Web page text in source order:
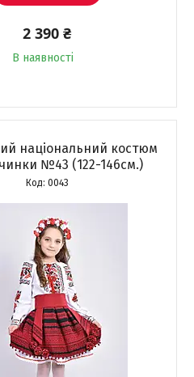
2 390 ₴
В наявності
національний костюм
№43 (122-146см.)
0043